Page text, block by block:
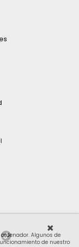
Algunos de
de nuestro